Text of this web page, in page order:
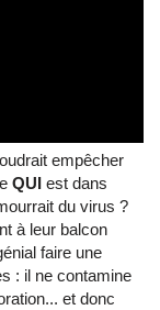
empêcher
QUI est dans
du virus ?
à leur balcon
faire une
: il ne contamine
et donc